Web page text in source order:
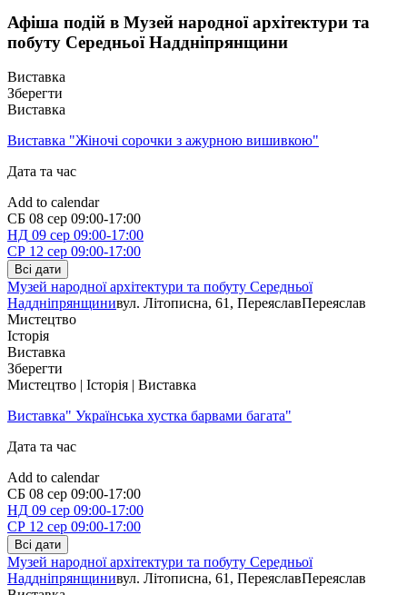
Афіша подій в Музей народної архітектури та
побуту Середньої Наддніпрянщини
Виставка
Зберегти
Виставка
Виставка "Жіночі сорочки з ажурною вишивкою"
Дата та час
Add to calendar
СБ 08 сер 09:00-17:00
НД 09 сер 09:00-17:00
СР 12 сер 09:00-17:00
Всі дати
Музей народної архітектури та побуту Середньої
Наддніпрянщинивул. Літописна, 61, ПереяславПереяслав
Мистецтво
Історія
Виставка
Зберегти
Мистецтво | Історія | Виставка
Виставка" Українська хустка барвами багата"
Дата та час
Add to calendar
СБ 08 сер 09:00-17:00
НД 09 сер 09:00-17:00
СР 12 сер 09:00-17:00
Всі дати
Музей народної архітектури та побуту Середньої
Наддніпрянщинивул. Літописна, 61, ПереяславПереяслав